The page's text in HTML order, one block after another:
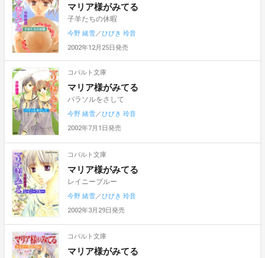
マリア様がみてる
子羊たちの休暇
今野 緒雪／ひびき 玲音
2002年12月25日発売
コバルト文庫
マリア様がみてる
パラソルをさして
今野 緒雪／ひびき 玲音
2002年7月1日発売
コバルト文庫
マリア様がみてる
レイニーブルー
今野 緒雪 ／ひびき 玲音
2002年3月29日発売
コバルト文庫
マリア様がみてる